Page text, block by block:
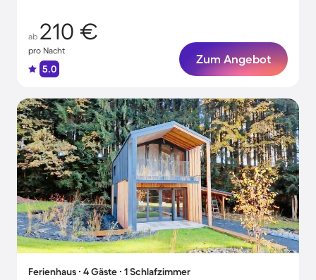
ab 210 €
pro Nacht
5.0
Zum Angebot
Ferienhaus ∙ 4 Gäste ∙ 1 Schlafzimmer